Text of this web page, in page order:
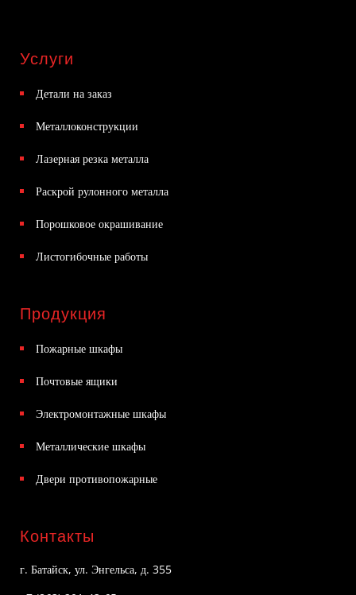
Услуги
Детали на заказ
Металлоконструкции
Лазерная резка металла
Раскрой рулонного металла
Порошковое окрашивание
Листогибочные работы
Продукция
Пожарные шкафы
Почтовые ящики
Электромонтажные шкафы
Металлические шкафы
Двери противопожарные
Контакты
г. Батайск, ул. Энгельса, д. 355